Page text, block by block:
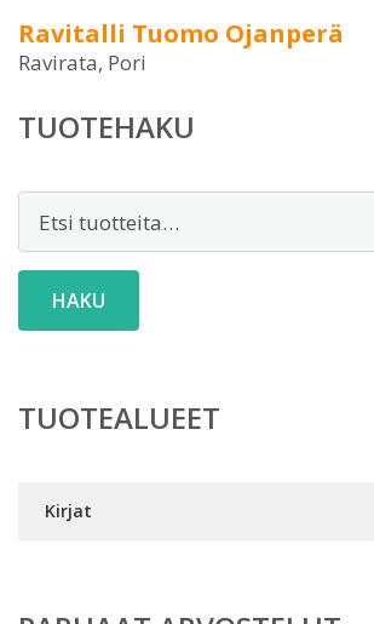
Ravitalli Tuomo Ojanperä
Ravirata, Pori
TUOTEHAKU
HAKU
TUOTEALUEET
Kirjat